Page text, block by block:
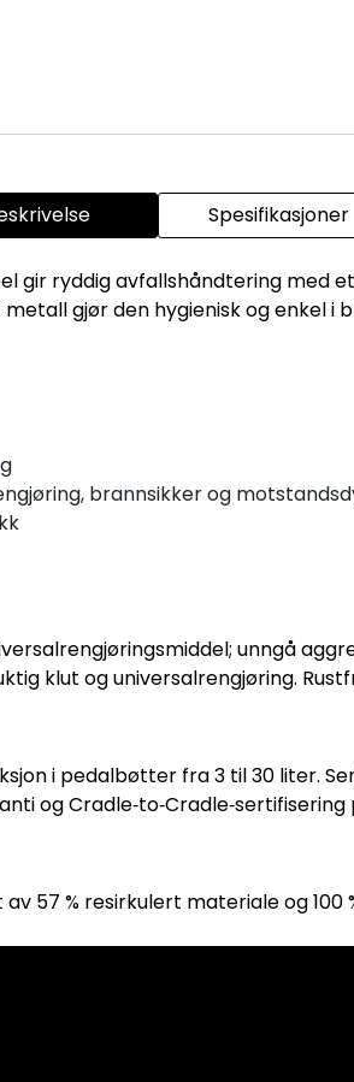
Spesifikasjoner
gir ryddig avfallshåndtering med
gjør den hygienisk og enkel
brannsikker og
unngå
klut og universalrengjøring.
i pedalbøtter fra 3 til 30 liter.
og Cradle‑to‑Cradle‑sertifisering
57 % resirkulert materiale og